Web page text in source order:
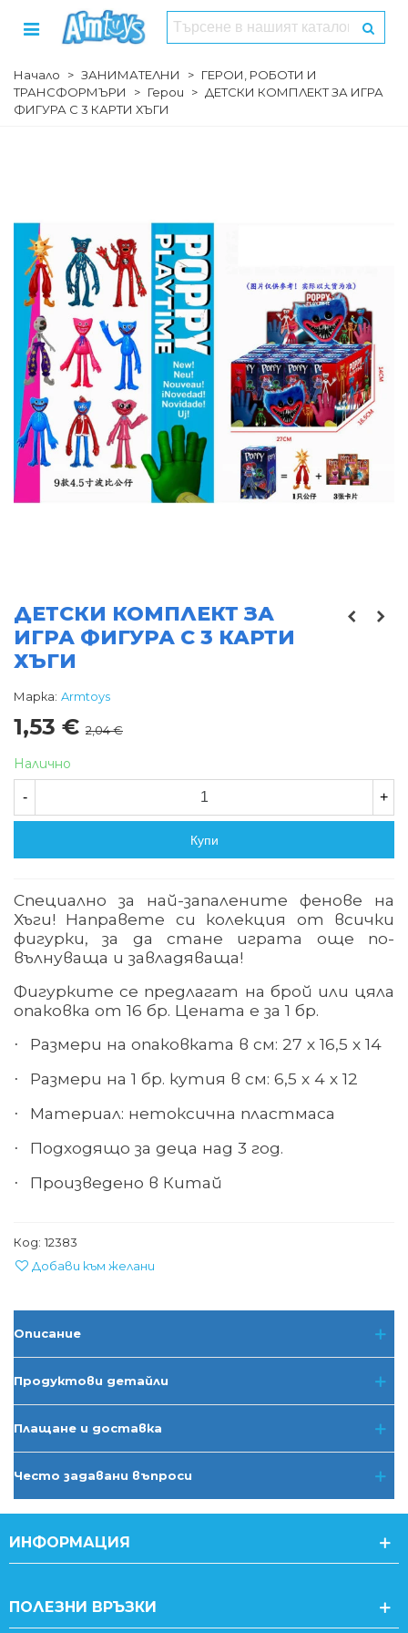
Начало > ЗАНИМАТЕЛНИ > ГЕРОИ, РОБОТИ И
ТРАНСФОРМЪРИ
> Герои > ДЕТСКИ КОМПЛЕКТ ЗА ИГРА
ФИГУРА С 3 КАРТИ ХЪГИ
ДЕТСКИ КОМПЛЕКТ ЗА
ИГРА ФИГУРА С 3 КАРТИ
ХЪГИ
Марка: Armtoys
1,53 € 2,04 €
Налично
- +
Купи
Специално за най-запалените фенове на
Хъги! Направете си колекция от всички
фигурки, за да стане играта още по-
вълнуваща и завладяваща!
Фигурките се предлагат на брой или цяла
опаковка от 16 бр. Цената е за 1 бр.
· Размери на опаковката в см: 27 х 16,5 х 14
· Размери на 1 бр. кутия в см: 6,5 х 4 х 12
· Материал: нетоксична пластмаса
· Подходящо за деца над 3 год.
· Произведено в Китай
Код: 12383
Добави към желани
Описание
Продуктови детайли
Плащане и доставка
Често задавани въпроси
ИНФОРМАЦИЯ
ПОЛЕЗНИ ВРЪЗКИ